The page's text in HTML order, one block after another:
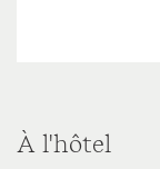
À l'hôtel